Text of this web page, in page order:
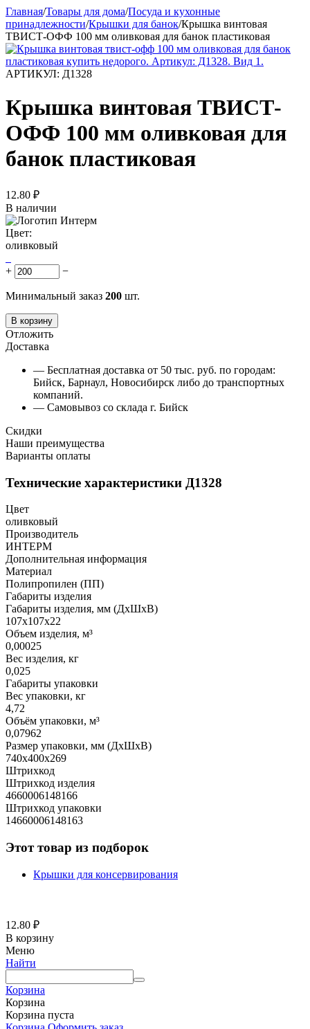
Главная/Товары для дома/Посуда и кухонные
принадлежности/Крышки для банок/Крышка винтовая
ТВИСТ-ОФФ 100 мм оливковая для банок пластиковая
АРТИКУЛ: Д1328
Крышка винтовая ТВИСТ-
ОФФ 100 мм оливковая для
банок пластиковая
12.80 ₽
В наличии
Цвет:
оливковый
+ −
Минимальный заказ 200 шт.
В корзину
Отложить
Доставка
— Бесплатная доставка от 50 тыс. руб. по городам:
Бийск, Барнаул, Новосибирск либо до транспортных
компаний.
— Самовывоз со склада г. Бийск
Скидки
Наши преимущества
Варианты оплаты
Технические характеристики Д1328
Цвет
оливковый
Производитель
ИНТЕРМ
Дополнительная информация
Материал
Полипропилен (ПП)
Габариты изделия
Габариты изделия, мм (ДхШхВ)
107х107х22
Объем изделия, м³
0,00025
Вес изделия, кг
0,025
Габариты упаковки
Вес упаковки, кг
4,72
Объём упаковки, м³
0,07962
Размер упаковки, мм (ДхШхВ)
740х400х269
Штрихкод
Штрихкод изделия
4660006148166
Штрихкод упаковки
14660006148163
Этот товар из подборок
Крышки для консервирования
12.80 ₽
В корзину
Меню
Найти
Корзина
Корзина
Корзина пуста